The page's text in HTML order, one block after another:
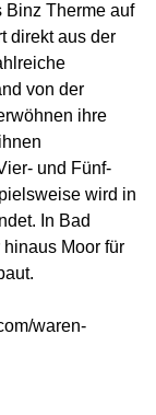
Binz Therme auf
direkt aus der
von der
ihre
und Fünf-
wird in
In Bad
Moor für
waren-